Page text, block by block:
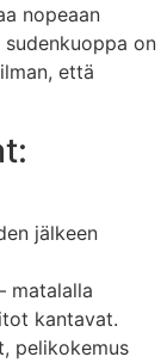
nopeaan
on
että
jälkeen
matalalla
kantavat.
pelikokemus